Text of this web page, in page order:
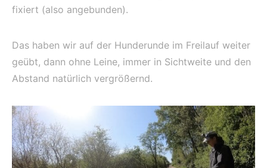
fixiert (also angebunden).
Das haben wir auf der Hunderunde im Freilauf weiter
geübt, dann ohne Leine, immer in Sichtweite und den
Abstand natürlich vergrößernd.